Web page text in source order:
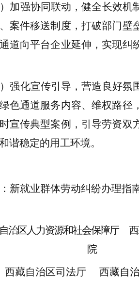
）加强协同联动，健全长效机
案件移送制度，打破部门壁
道向平台企业延伸，实现纠
）强化宣传引导，营造良好氛
色通道服务内容、维权路径
宣传典型案例，引导劳资双
谐稳定的用工环境。
新就业群体劳动纠纷办理指
治区人力资源和社会保障厅
院
西藏自治区司法厅 西藏自